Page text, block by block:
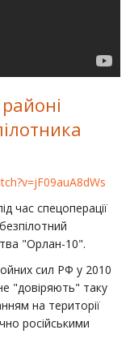
час спецоперації
"Орлан-10".
сил РФ у 2010
"довіряють" таку
на території
російськими